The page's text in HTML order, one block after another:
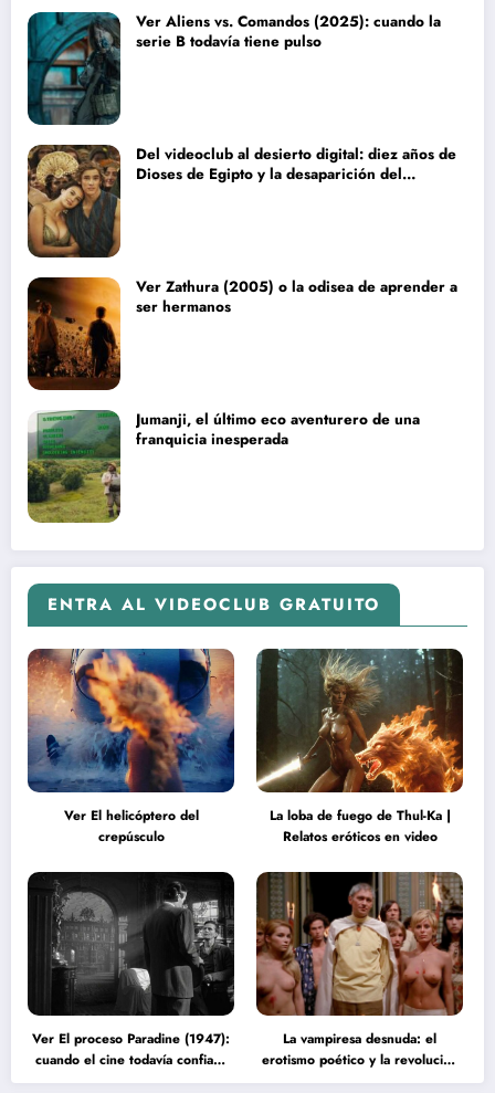
Ver Aliens vs. Comandos (2025): cuando la
serie B todavía tiene pulso
Del videoclub al desierto digital: diez años de
Dioses de Egipto y la desaparición del
Ver Zathura (2005) o la odisea de aprender a
ser hermanos
Jumanji, el último eco aventurero de una
franquicia inesperada
ENTRA AL VIDEOCLUB GRATUITO
Ver El helicóptero del
crepúsculo
La loba de fuego de Thul-Ka |
Relatos eróticos en video
Ver El proceso Paradine (1947):
cuando el cine todavía confiaba
en la inteligencia del espectador
La vampiresa desnuda: el
erotismo poético y la revolución
psicodélica de Jean Rollin